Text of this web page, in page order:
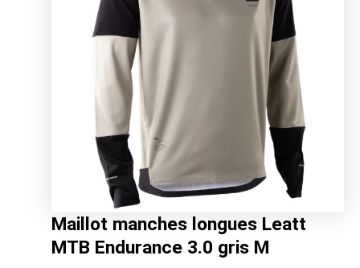
Maillot manches longues Leatt
MTB Endurance 3.0 gris M